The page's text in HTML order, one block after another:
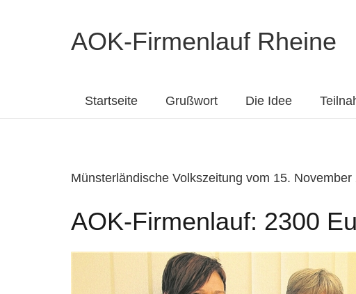
AOK-Firmenlauf Rheine
Startseite Grußwort Die Idee
Münsterländische Volkszeitung vom 15. November
AOK-Firmenlauf: 2300